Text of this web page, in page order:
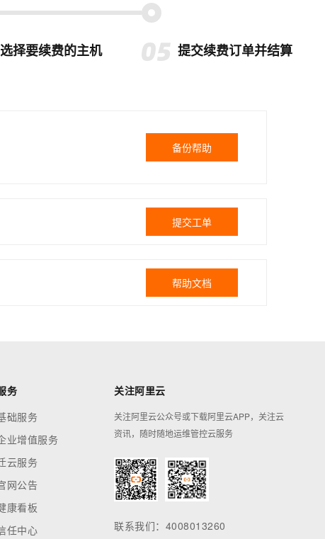
选择要续费的主机 提交续费订单并结算
备份帮助
提交工单
帮助文档